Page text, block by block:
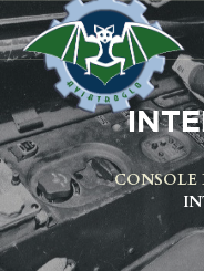
CONSOLE
AVIONS
PROJET